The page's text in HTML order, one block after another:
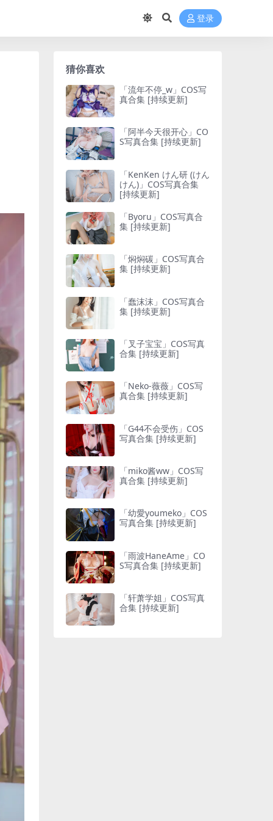
登录
猜你喜欢
「流年不停_w」COS写
真合集 [持续更新]
「阿半今天很开心」CO
S写真合集 [持续更新]
「KenKen けん研 (けん
けん)」COS写真合集
[持续更新]
「Byoru」COS写真合
集 [持续更新]
「焖焖碳」COS写真合
集 [持续更新]
「蠢沫沫」COS写真合
集 [持续更新]
「叉子宝宝」COS写真
合集 [持续更新]
「Neko-薇薇」COS写
真合集 [持续更新]
「G44不会受伤」COS
写真合集 [持续更新]
「miko酱ww」COS写
真合集 [持续更新]
「幼愛youmeko」COS
写真合集 [持续更新]
「雨波HaneAme」CO
S写真合集 [持续更新]
「轩萧学姐」COS写真
合集 [持续更新]